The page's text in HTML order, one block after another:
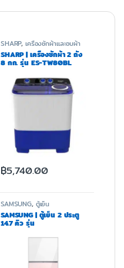
SHARP,เครื่องซักผ้าและอบผ้า
SHARP | เครื่องซักผ้า 2 ถัง
8 กก. รุ่น ES-TW80BL
฿5,740.00
SAMSUNG, ตู้เย็น
SAMSUNG | ตู้เย็น 2 ประตู
14.7 คิว รุ่น
RT42CB66448CST